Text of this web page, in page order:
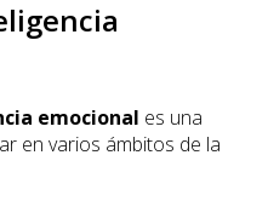
emocional es una
en varios ámbitos de la